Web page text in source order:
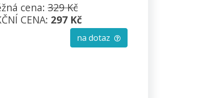
cena: 329 Kč
CENA: 297 Kč
na dotaz